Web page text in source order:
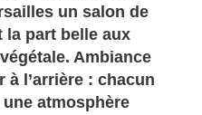
un salon de
la part belle aux
Ambiance
à l’arrière : chacun
atmosphère